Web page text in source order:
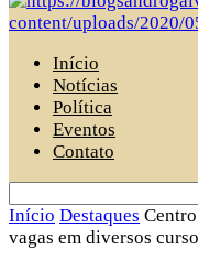
Início
Notícias
Política
Eventos
Contato
Início Destaques
vagas em diversos